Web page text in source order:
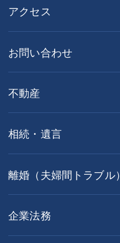
アクセス
お問い合わせ
不動産
相続・遺言
離婚（夫婦間トラブル）
企業法務